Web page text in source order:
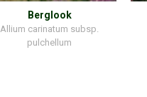
Berglook
Allium carinatum subsp.
pulchellum